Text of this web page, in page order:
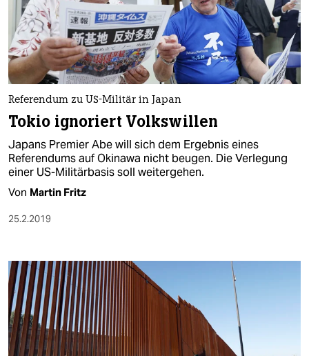
Referendum zu US-Militär in Japan
Tokio ignoriert Volkswillen
Japans Premier Abe will sich dem Ergebnis eines
Referendums auf Okinawa nicht beugen. Die Verlegung
einer US-Militärbasis soll weitergehen.
Von Martin Fritz
25.2.2019